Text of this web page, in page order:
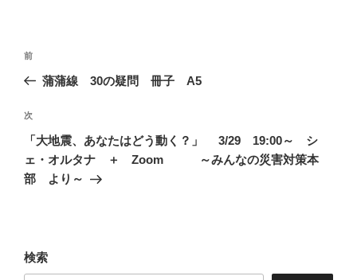
投
ビ
ゲ
ー
シ
前
の
稿
前
蒲蒲線 30の疑問 冊子 A5
次
の
投
稿
次
「大地震、あなたはどう動く？」 3/29 19:00～ シ
ェ・オルタナ ＋ Zoom ～みんなの災害対策本
部 より～
検索